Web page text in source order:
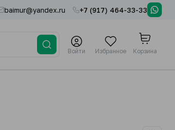
baimur@yandex.ru +7 (917) 464-33-33
Войти Избранное Корзина